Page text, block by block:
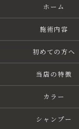
ホーム
施術内容
初めての方へ
当店の特徴
カラー
シャンプー